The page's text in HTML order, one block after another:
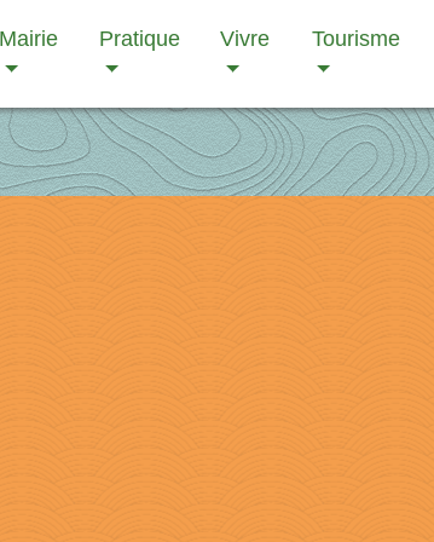
Mairie Pratique Vivre Tourisme